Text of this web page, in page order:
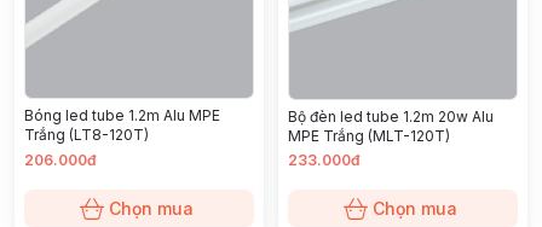
Bóng led tube 1.2m Alu MPE
Trắng (LT8-120T)
206.000đ
Chọn mua
Bộ đèn led tube 1.2m 20w Alu
MPE Trắng (MLT-120T)
233.000đ
Chọn mua